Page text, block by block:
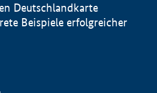
Deutschlandkarte
Beispiele erfolgreicher